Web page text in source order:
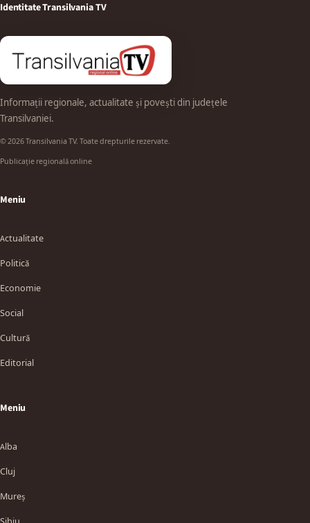
Identitate Transilvania TV
Informații regionale, actualitate și povești din județele
Transilvaniei.
© 2026 Transilvania TV. Toate drepturile rezervate.
Publicație regională online
Meniu
Actualitate
Politică
Economie
Social
Cultură
Editorial
Meniu
Alba
Cluj
Mureș